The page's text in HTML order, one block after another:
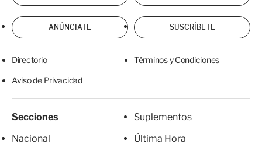
ANÚNCIATE SUSCRÍBETE
Directorio Términos y Condiciones
Aviso de Privacidad
Secciones
Nacional
Suplementos
Última Hora